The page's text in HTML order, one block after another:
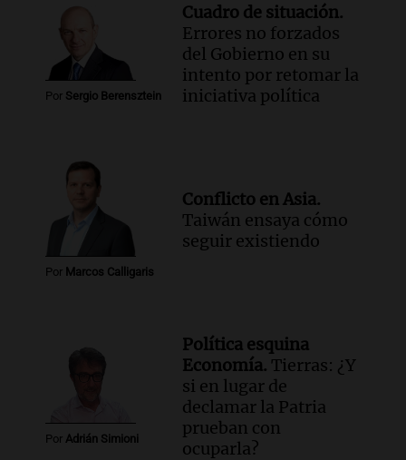
Por Sergio Berensztein
Cuadro de situación.
Errores no forzados
del Gobierno en su
intento por retomar la
iniciativa política
Por Marcos Calligaris
Conflicto en Asia.
Taiwán ensaya cómo
seguir existiendo
Por Adrián Simioni
Política esquina
Economía. Tierras: ¿Y
si en lugar de
declamar la Patria
prueban con
ocuparla?